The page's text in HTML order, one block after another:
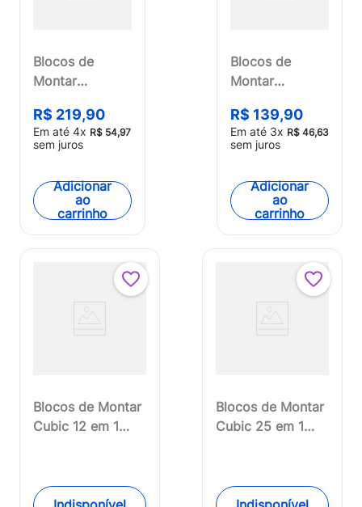
Blocos de
Montar
Bombeiro e
Helicóptero
Multikids -
BR2308
R$ 219,90
Em até 4x R$ 54,97
sem juros
Adicionar
ao
carrinho
Blocos de
Montar
Policia 221
Peças Multikids
R$ 139,90
Em até 3x R$ 46,63
sem juros
Adicionar
ao
carrinho
Blocos de Montar
Cubic 12 em 1
Multikids -
BR1093OUT
Blocos de Montar
Cubic 25 em 1
BR1617OUT
[Remanufaturado]